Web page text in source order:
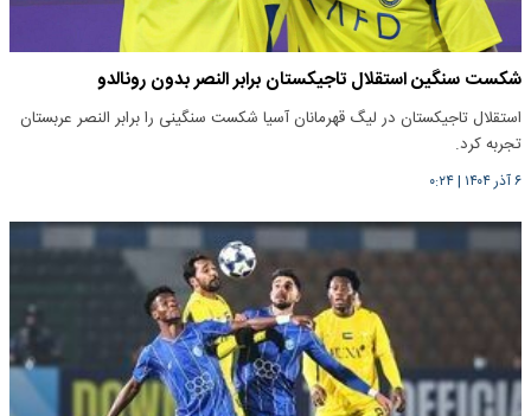
شکست سنگین استقلال تاجیکستان برابر النصر بدون رونالدو
استقلال تاجیکستان در لیگ قهرمانان آسیا شکست سنگینی را برابر النصر عربستان
تجربه کرد.
۶ آذر ۱۴۰۴ |۰:۲۴